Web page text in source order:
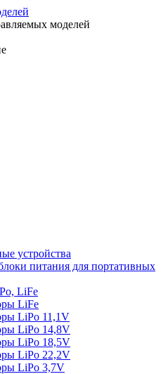
моделей
устройства
питания для портативных
LiFe
LiFe
LiPo 11,1V
LiPo 14,8V
LiPo 18,5V
LiPo 22,2V
LiPo 3,7V